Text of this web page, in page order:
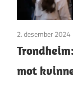
2. desember 2024
mot